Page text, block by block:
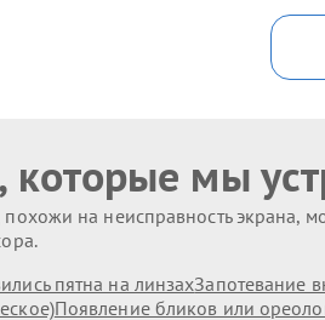
мы
на неисправность экрана,
пятна на линзахЗапотевание
Появление бликов или